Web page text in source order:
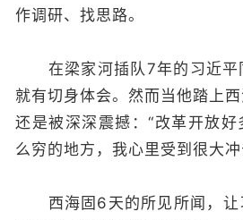
作调研、找思路。
在梁家河插队7年的习近平
就有切身体会。然而当他踏上西
还是被深深震撼：“改革开放
么穷的地方，我心里受到很大冲
西海固6天的所见所闻，让